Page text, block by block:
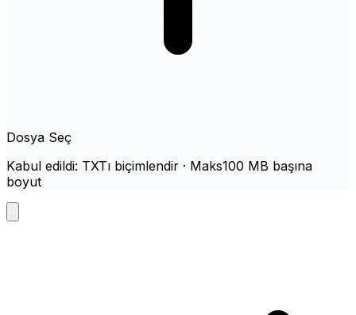
Dosya Seç
Kabul edildi: TXTı biçimlendir · Maks100 MB başına
boyut